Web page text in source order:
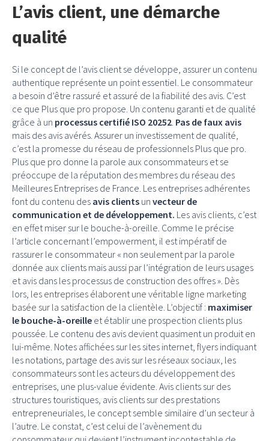
L’avis client, une démarche
qualité
Si le concept de l’avis client se développe, assurer un contenu
authentique représente un point essentiel. Le consommateur
a besoin d’être rassuré et assuré de la fiabilité des avis. C’est
ce que Plus que pro propose. Un contenu garanti et de qualité
grâce à un processus certifié ISO 20252 Pas de faux avis
mais des avis avérés. Assurer un investissement de qualité,
c’est la promesse du réseau de professionnels Plus que pro.
Plus que pro donne la parole aux consommateurs et se
préoccupe de la réputation des membres du réseau des
Meilleures Entreprises de France. Les entreprises adhérentes
font du contenu des avis clients un vecteur de
communication et de développement. Les avis clients, c’est
en effet miser sur le bouche-à-oreille. Comme le précise
l’article concernant l’empowerment, il est impératif de
rassurer le consommateur « non seulement par la parole
donnée aux clients mais aussi par l’intégration de leurs usages
et avis dans les processus de construction des offres ». Dès
lors, les entreprises élaborent une véritable ligne marketing
basée sur la satisfaction de la clientèle. L’objectif : maximiser
le bouche-à-oreille et établir une prospection clients plus
poussée. Le contenu des avis devient quasiment un produit en
lui-même. Notes affichées sur les sites internet, flyers indiquant
les notations, partage des avis sur les réseaux sociaux, les
consommateurs sont les acteurs du développement des
entreprises, une plus-value évidente. Avis clients sur des
structures touristiques, avis clients sur des prestations
entrepreneuriales, le concept semble similaire d’un secteur à
l’autre. Le constat, c’est celui de l’avènement du